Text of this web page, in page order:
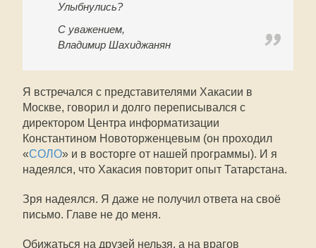
Улыбнулись?
С уважением,
Владимир Шахиджанян
Я встречался с представителями Хакасии в
Москве, говорил и долго переписывался с
директором Центра информатизации
Константином Новоторженцевым (он проходил
«СОЛО» и в восторге от нашей программы). И я
надеялся, что Хакасия повторит опыт Татарстана.
Зря надеялся. Я даже не получил ответа на своё
письмо. Главе не до меня.
Обижаться на друзей нельзя, а на врагов